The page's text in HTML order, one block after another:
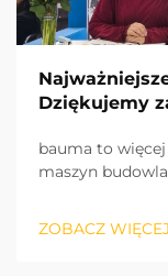
Dziękujemy
bauma to
maszyn
ZOBACZ WIĘCEJ